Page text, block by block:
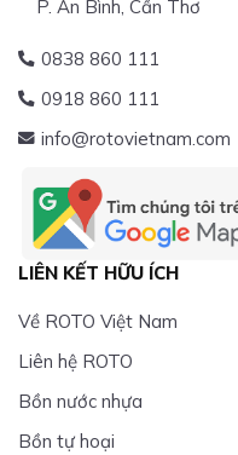
P. An Bình, Cần Thơ
0838 860 111
0918 860 111
info@rotovietnam.com
LIÊN KẾT HỮU ÍCH
Về ROTO Việt Nam
Liên hệ ROTO
Bồn nước nhựa
Bồn tự hoại